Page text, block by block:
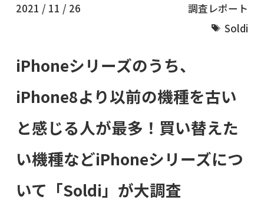
2021 / 11 / 26
調査レポート
Soldi
iPhoneシリーズのうち、
iPhone8より以前の機種を古い
と感じる人が最多！買い替えた
い機種などiPhoneシリーズにつ
いて「Soldi」が大調査